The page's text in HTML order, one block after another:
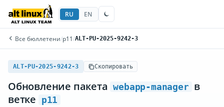
RU EN
Все бюллетени/p11 /ALT-PU-2025-9242-3
ALT-PU-2025-9242-3 Скопировать
Обновление пакета webapp-manager в
ветке
p11